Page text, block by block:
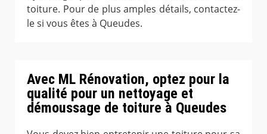
toiture. Pour de plus amples détails, contactez-
le si vous êtes à Queudes.
Avec ML Rénovation, optez pour la
qualité pour un nettoyage et
démoussage de toiture à Queudes